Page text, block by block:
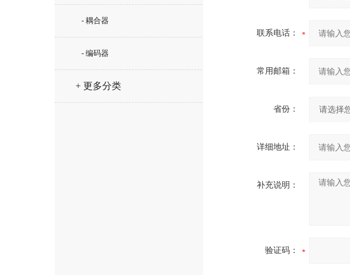
- 耦合器
- 编码器
+ 更多分类
联系电话：
常用邮箱：
省份：
详细地址：
补充说明：
验证码：